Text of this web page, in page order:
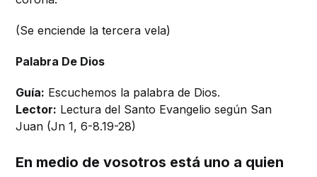
(Se enciende la tercera vela)
Palabra De Dios
Guía: Escuchemos la palabra de Dios.
Lector: Lectura del Santo Evangelio según San
Juan (Jn 1, 6-8.19-28)
En medio de vosotros está uno a quien